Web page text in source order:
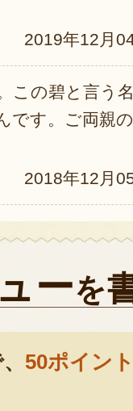
2019年12月
この碧と言う
です。ご両親
2018年12月
ーを
50ポイン